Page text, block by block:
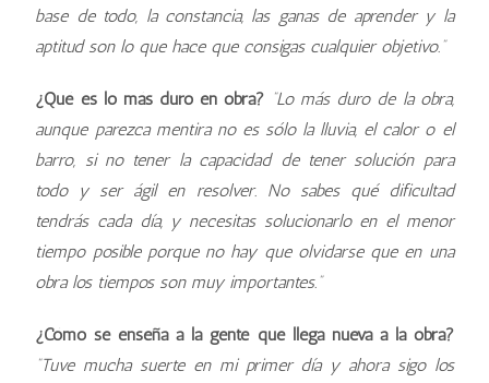
base de todo, la constancia, las ganas de aprender y la
aptitud son lo que hace que consigas cualquier objetivo.”
¿Qué es lo más duro en obra? “Lo más duro de la obra,
aunque parezca mentira no es sólo la lluvia, el calor o el
barro, si no tener la capacidad de tener solución para
todo y ser ágil en resolver. No sabes qué dificultad
tendrás cada día, y necesitas solucionarlo en el menor
tiempo posible porque no hay que olvidarse que en una
obra los tiempos son muy importantes.”
¿Cómo se enseña a la gente que llega nueva a la obra?
“Tuve mucha suerte en mi primer día y ahora sigo los